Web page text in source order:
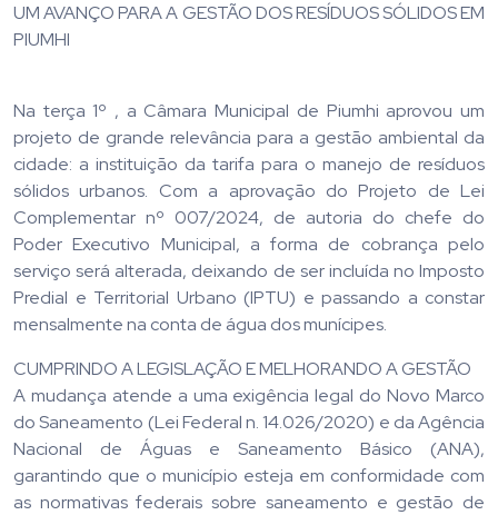
UM AVANÇO PARA A GESTÃO DOS RESÍDUOS SÓLIDOS EM
PIUMHI
Na terça 1º , a Câmara Municipal de Piumhi aprovou um
projeto de grande relevância para a gestão ambiental da
cidade: a instituição da tarifa para o manejo de resíduos
sólidos urbanos. Com a aprovação do Projeto de Lei
Complementar nº 007/2024, de autoria do chefe do
Poder Executivo Municipal, a forma de cobrança pelo
serviço será alterada, deixando de ser incluída no Imposto
Predial e Territorial Urbano (IPTU) e passando a constar
mensalmente na conta de água dos munícipes.
CUMPRINDO A LEGISLAÇÃO E MELHORANDO A GESTÃO
A mudança atende a uma exigência legal do Novo Marco
do Saneamento (Lei Federal n. 14.026/2020) e da Agência
Nacional de Águas e Saneamento Básico (ANA),
garantindo que o município esteja em conformidade com
as normativas federais sobre saneamento e gestão de